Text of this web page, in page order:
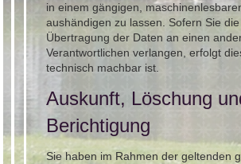
in einem gängigen,
aushändigen zu lassen. Sofern Sie
Übertragung der Daten an einen
Verantwortlichen verlangen, erfolgt
technisch machbar ist.
Auskunft, Löschung
Berichtigung
Sie haben im Rahmen der geltenden